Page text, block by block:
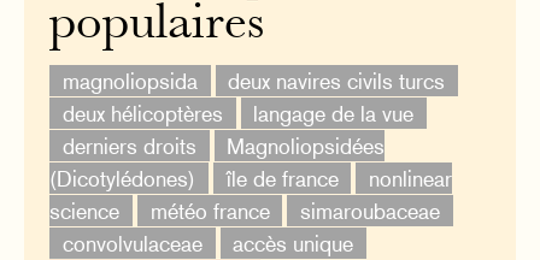
populaires
magnoliopsida
deux navires civils turcs
deux hélicoptères
langage de la vue
derniers droits
Magnoliopsidées
(Dicotylédones)
île de france
nonlinear
science
météo france
simaroubaceae
convolvulaceae
accès unique